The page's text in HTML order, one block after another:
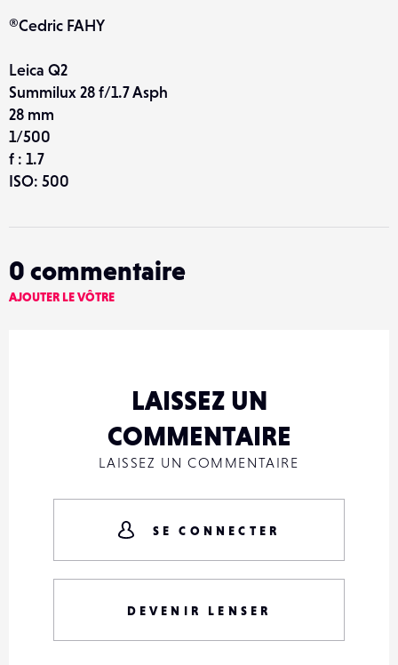
®Cedric FAHY
Leica Q2
Summilux 28 f/1.7 Asph
28 mm
1/500
f : 1.7
ISO: 500
0 commentaire
AJOUTER LE VÔTRE
LAISSEZ UN
COMMENTAIRE
LAISSEZ UN COMMENTAIRE
SE CONNECTER
DEVENIR LENSER